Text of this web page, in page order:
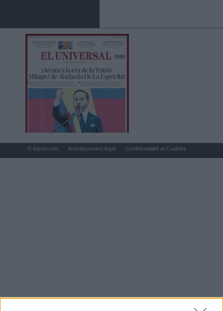
© Kiosko.net Avertissement légal Confidentialité et Cookies